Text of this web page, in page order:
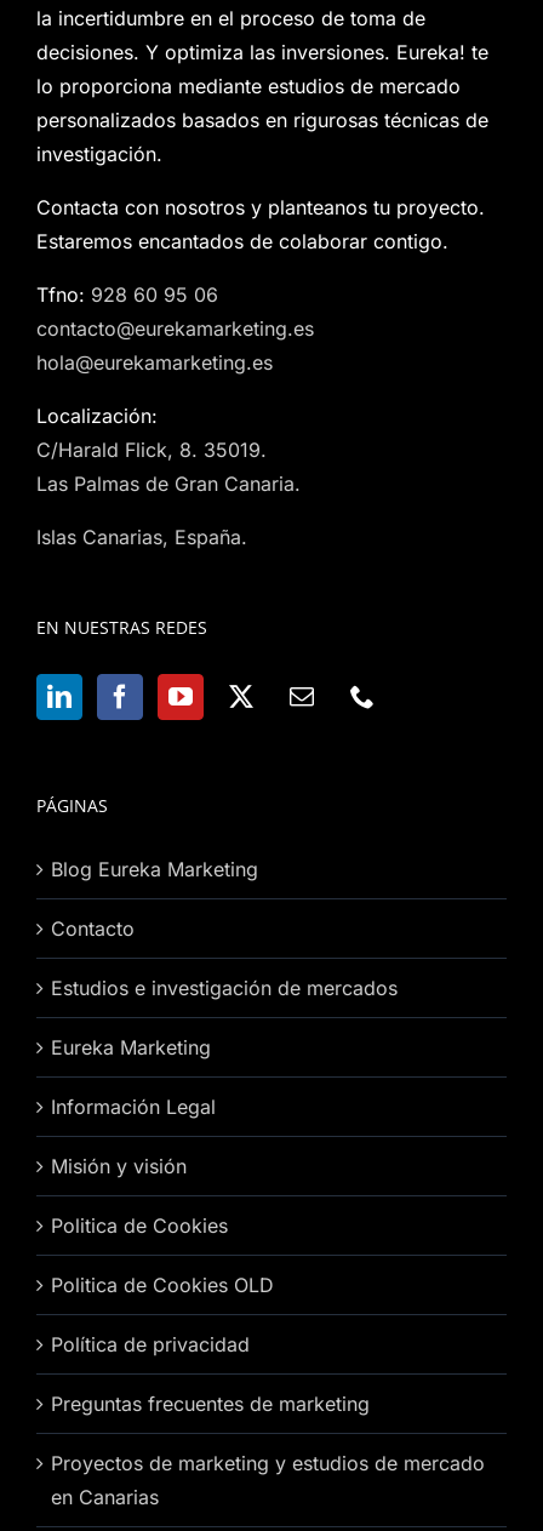
la incertidumbre en el proceso de toma de
decisiones. Y optimiza las inversiones. Eureka! te
lo proporciona mediante estudios de mercado
personalizados basados en rigurosas técnicas de
investigación.
Contacta con nosotros y planteanos tu proyecto.
Estaremos encantados de colaborar contigo.
Tfno: 928 60 95 06
contacto@eurekamarketing.es
hola@eurekamarketing.es
Localización:
C/Harald Flick, 8. 35019.
Las Palmas de Gran Canaria.
Islas Canarias, España.
EN NUESTRAS REDES
PÁGINAS
Blog Eureka Marketing
Contacto
Estudios e investigación de mercados
Eureka Marketing
Información Legal
Misión y visión
Politica de Cookies
Politica de Cookies OLD
Política de privacidad
Preguntas frecuentes de marketing
Proyectos de marketing y estudios de mercado
en Canarias